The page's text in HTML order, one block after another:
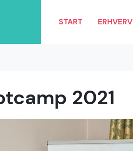
START ERHVERV
2021